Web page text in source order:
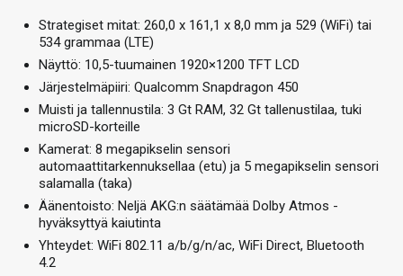
Strategiset mitat: 260,0 x 161,1 x 8,0 mm ja 529 (WiFi) tai
534 grammaa (LTE)
Näyttö: 10,5-tuumainen 1920×1200 TFT LCD
Järjestelmäpiiri: Qualcomm Snapdragon 450
Muisti ja tallennustila: 3 Gt RAM, 32 Gt tallenustilaa, tuki
microSD-korteille
Kamerat: 8 megapikselin sensori
automaattitarkennuksellaa (etu) ja 5 megapikselin sensori
salamalla (taka)
Äänentoisto: Neljä AKG:n säätämää Dolby Atmos -
hyväksyttyä kaiutinta
Yhteydet: WiFi 802.11 a/b/g/n/ac, WiFi Direct, Bluetooth
4.2